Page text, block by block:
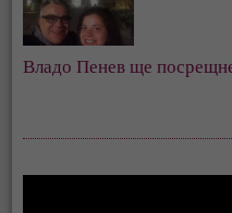
Владо Пенев ще